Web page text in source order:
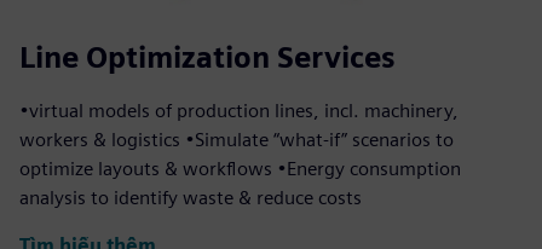
Line Optimization Services
•virtual models of production lines, incl. machinery,
workers & logistics •Simulate “what-if” scenarios to
optimize layouts & workflows •Energy consumption
analysis to identify waste & reduce costs